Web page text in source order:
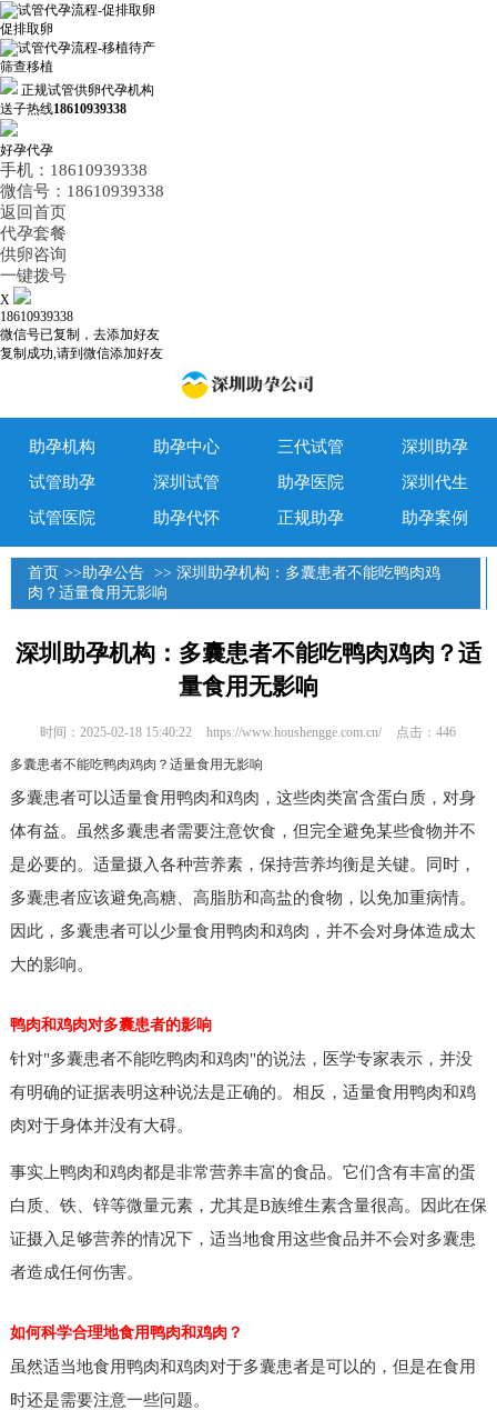
促排取卵
筛查移植
正规试管供卵代孕机构
送子热线18610939338
好孕代孕
手机：18610939338
微信号：18610939338
返回首页
代孕套餐
供卵咨询
一键拨号
X
18610939338
微信号已复制，去添加好友
复制成功,请到微信添加好友
助孕机构 助孕中心 三代试管
深圳助孕
试管助孕
深圳试管 助孕医院
深圳代生
试管医院
助孕代怀 正规助孕 助孕案例
首页 >> 助孕公告
>> 深圳助孕机构：多囊患者不能吃鸭肉鸡
肉？适量食用无影响
深圳助孕机构：多囊患者不能吃鸭肉鸡肉？适
量食用无影响
时间：2025-02-18 15:40:22 https://www.houshengge.com.cn/ 点击：446
多囊患者不能吃鸭肉鸡肉？适量食用无影响
多囊患者可以适量食用鸭肉和鸡肉，这些肉类富含蛋白质，对身
体有益。虽然多囊患者需要注意饮食，但完全避免某些食物并不
是必要的。适量摄入各种营养素，保持营养均衡是关键。同时，
多囊患者应该避免高糖、高脂肪和高盐的食物，以免加重病情。
因此，多囊患者可以少量食用鸭肉和鸡肉，并不会对身体造成太
大的影响。
鸭肉和鸡肉对多囊患者的影响
针对"多囊患者不能吃鸭肉和鸡肉"的说法，医学专家表示，并没
有明确的证据表明这种说法是正确的。相反，适量食用鸭肉和鸡
肉对于身体并没有大碍。
事实上鸭肉和鸡肉都是非常营养丰富的食品。它们含有丰富的蛋
白质、铁、锌等微量元素，尤其是B族维生素含量很高。因此在保
证摄入足够营养的情况下，适当地食用这些食品并不会对多囊患
者造成任何伤害。
如何科学合理地食用鸭肉和鸡肉？
虽然适当地食用鸭肉和鸡肉对于多囊患者是可以的，但是在食用
时还是需要注意一些问题。